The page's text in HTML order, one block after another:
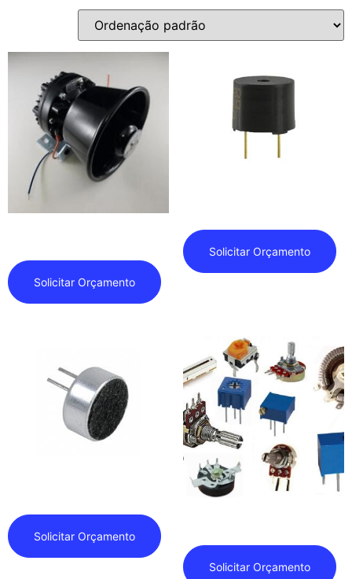
Solicitar Orçamento
Solicitar Orçamento
Solicitar Orçamento
Solicitar Orçamento